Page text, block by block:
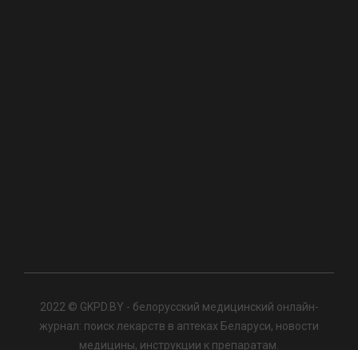
2022 © GKPD.BY - белорусский медицинский онлайн-
журнал: поиск лекарств в аптеках Беларуси, новости
медицины, инструкции к препаратам.